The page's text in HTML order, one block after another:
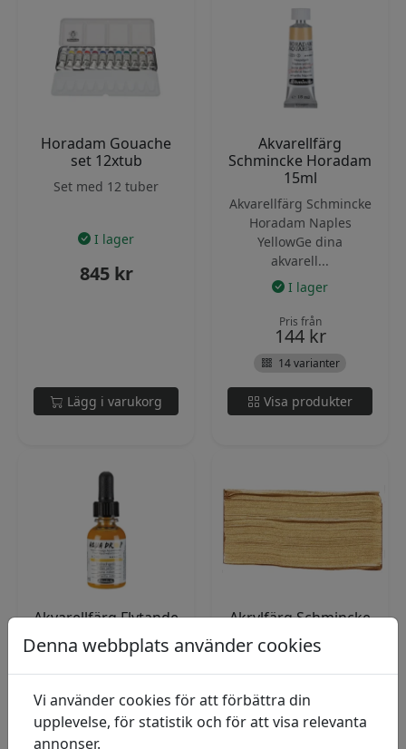
Horadam Gouache
set 12xtub
Set med 12 tuber
I lager
845 kr
Lägg i varukorg
Akvarellfärg
Schmincke Horadam
15ml
Akvarellfärg Schmincke
Horadam Naples
YellowGe dina
akvarell...
I lager
Pris från
144 kr
14 varianter
Visa produkter
Akvarellfärg Flytande
Aqua Drop 30ml
Aqua Drop från
Schmincke är en serie
flytande
akvarellfärger...
I lager
Akrylfärg Schmincke
PRIMAcryl 60ml
Finest Artist's Acrylic är
ett professio...
I lager
Denna webbplats använder cookies
Vi använder cookies för att förbättra din
upplevelse, för statistik och för att visa relevanta
annonser.